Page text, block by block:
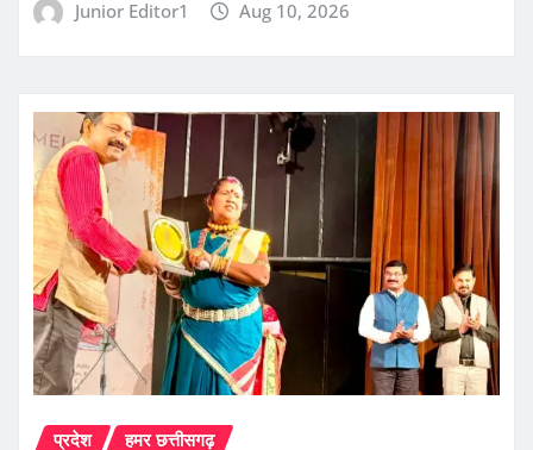
Junior Editor1 Aug 10, 2026
प्रदेश हमर छत्तीसगढ़